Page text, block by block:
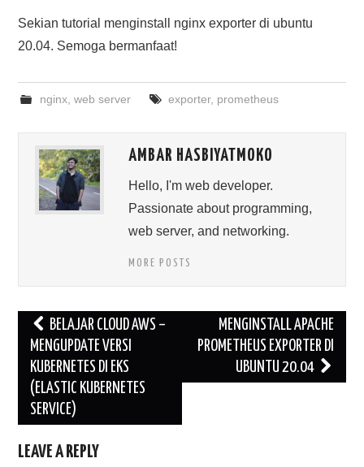
Sekian tutorial menginstall nginx exporter di ubuntu
20.04. Semoga bermanfaat!
nginx, web server exporter, prometheus
AMBAR HASBIYATMOKO
Hello, I'm web developer.
Passionate about programming,
web server, and networking.
MORE POSTS
Post
navigation
BELAJAR CLOUD AWS –
MENGUPDATE VERSI
KUBERNETES DI EKS
(ELASTIC KUBERNETES
SERVICE)
MENGINSTALL APACHE
PROMETHEUS EXPORTER DI
UBUNTU 20.04
LEAVE A REPLY